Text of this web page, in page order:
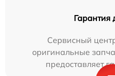
Гарантия
Сервисный
оригинальные
предоставляет